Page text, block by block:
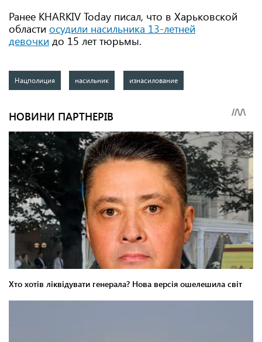
Ранее KHARKIV Today писал, что в Харьковской
области осудили насильника 13-летней
девочки до 15 лет тюрьмы.
Нацполиция насильник изнасилование